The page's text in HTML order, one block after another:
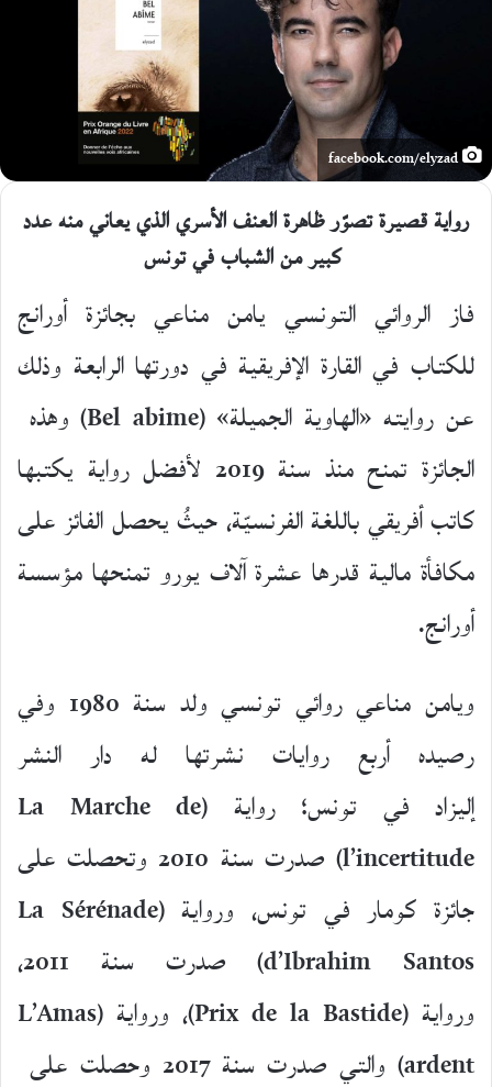
facebook.com/elyzad
رواية قصيرة تصوّر ظاهرة العنف الأسري الذي يعاني منه عدد
كبير من الشباب في تونس
فاز الروائي التونسي يامن مناعي بجائزة أورانج
للكتاب في القارة الإفريقية في دورتها الرابعة وذلك
عن روايته «الهاوية الجميلة» (Bel abime) وهذه
الجائزة تمنح منذ سنة 2019 لأفضل رواية يكتبها
كاتب أفريقي باللغة الفرنسيّة، حيثُ يحصل الفائز على
مكافأة مالية قدرها عشرة آلاف يورو تمنحها مؤسسة
أورانج.
ويامن مناعي روائي تونسي ولد سنة 1980 وفي
رصيده أربع روايات نشرتها له دار النشر
إليزاد في تونس؛ رواية (La Marche de
l’incertitude) صدرت سنة 2010 وتحصلت على
جائزة كومار في تونس، ورواية (La Sérénade
d’Ibrahim Santos) صدرت سنة 2011،
ورواية (Prix de la Bastide)، ورواية (L’Amas
ardent) والتي صدرت سنة 2017 وحصلت على